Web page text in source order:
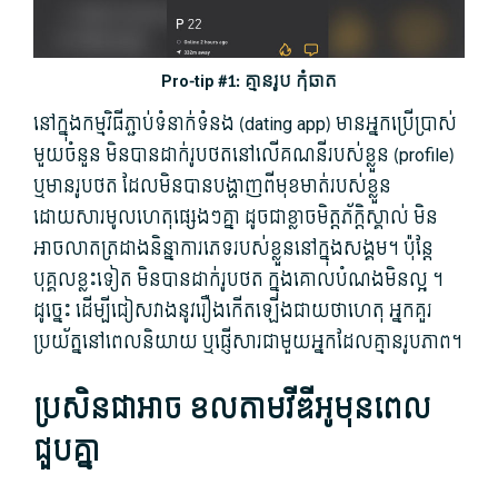
Pro-tip #1: គ្មានរូប កុំឆាត
នៅ​ក្នុង​កម្មវិធី​ភ្ជាប់​ទំនាក់ទំនង (dating app​) មាន​អ្នកប្រើ​ប្រាស់​
មួយ​ចំនួន មិនបាន​ដាក់​រូបថត​នៅ​លើ​គណនី​របស់​ខ្លួន (profile​)
ឬ​មាន​រូបថត ដែល​មិនបាន​បង្ហាញ​ពីមុខ​មាត់​របស់​ខ្លួន
ដោយសារ​មូល​ហេ​តុ​ផ្សេងៗ​គ្នា ដូចជា​ខ្លាច​មិត្តភ័ក្តិ​ស្គាល់ មិន​
អាច​លាតត្រដាង​និន្នាការ​ភេទ​របស់​ខ្លួន​នៅ​ក្នុង​សង្គម។ ប៉ុន្តែ​
បុគ្គល​ខ្លះ​ទៀត មិនបាន​ដាក់​រូបថត ក្នុង​គោលបំណង​មិនល្អ ។
ដូច្នេះ ដើម្បី​ជៀសវាង​នូវ​រឿង​កើតឡើង​ជាយថាហេតុ អ្នក​គួរ​
ប្រយ័ត្ន​នៅពេល​និយាយ ឬផ្ញើ​សារ​ជាមួយ​អ្នក​ដែល​គ្មាន​រូបភាព។
ប្រសិនជា​អាច ខល​តាម​វីឌីអូ​មុន​ពេល​
ជួប​គ្នា